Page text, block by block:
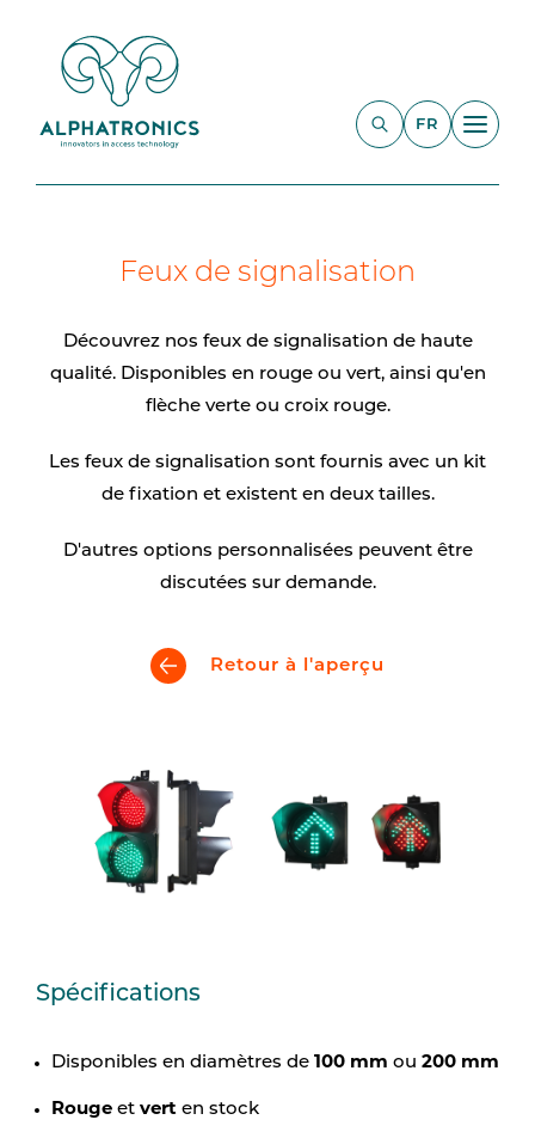
FR
Feux de signalisation
Découvrez nos feux de signalisation de haute
qualité. Disponibles en rouge ou vert, ainsi qu'en
flèche verte ou croix rouge.
Les feux de signalisation sont fournis avec un kit
de fixation et existent en deux tailles.
D'autres options personnalisées peuvent être
discutées sur demande.
Retour à l'aperçu
Spécifications
Disponibles en diamètres de 100 mm ou 200 mm
Rouge et vert en stock